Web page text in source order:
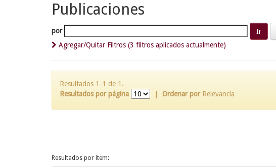
Publicaciones
por
Agregar/Quitar Filtros (3 filtros aplicados actualmente)
Resultados 1-1 de 1.
Resultados por página
Ordenar por Relevancia
Resultados por ítem: